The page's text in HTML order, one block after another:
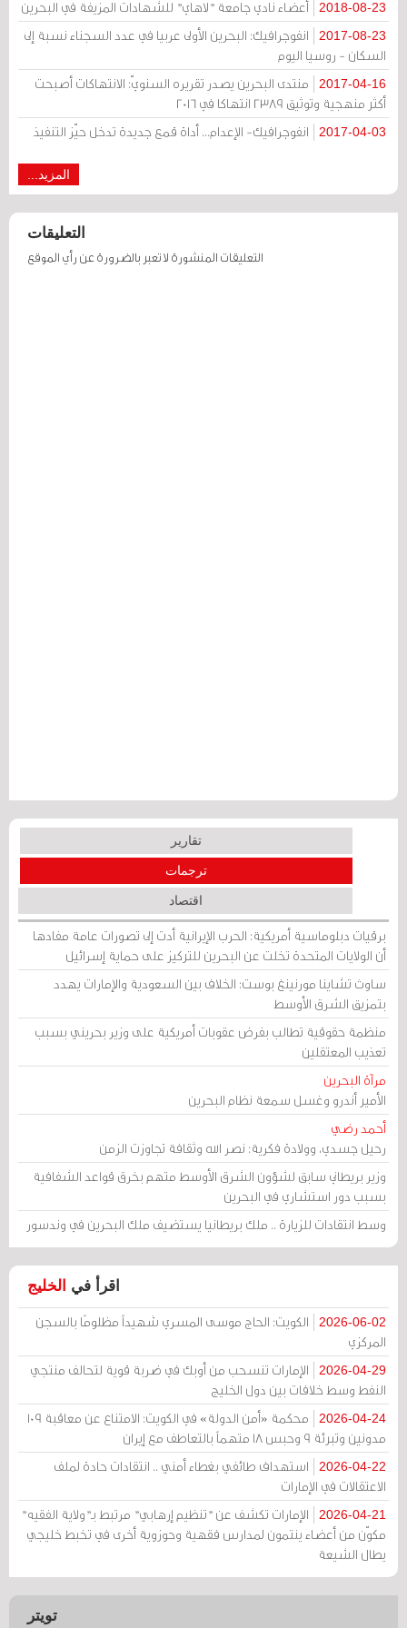
2018-08-23 أعضاء نادي جامعة "لاهاي" للشهادات المزيفة في البحرين
2017-08-23
انفوجرافيك: البحرين الأولى عربيا في عدد السجناء نسبة إلى
السكان - روسيا اليوم
2017-04-16
منتدى البحرين يصدر تقريره السنويّ: الانتهاكات أصبحت
أكثر منهجية وتوثيق 2389 انتهاكا في 2016
2017-04-03 انفوجرافيك- الإعدام... أداة قمع جديدة تدخل حيّز التنفيذ
المزيد...
التعليقات
التعليقات المنشورة لا تعبر بالضرورة عن رأي الموقع
تقارير
ترجمات
اقتصاد
برقيات دبلوماسية أمريكية: الحرب الإيرانية أدت إلى تصورات عامة مفادها
أن الولايات المتحدة تخلت عن البحرين للتركيز على حماية إسرائيل
ساوث تشاينا مورنينغ بوست: الخلاف بين السعودية والإمارات يهدد
بتمزيق الشرق الأوسط
منظمة حقوقية تطالب بفرض عقوبات أمريكية على وزير بحريني بسبب
تعذيب المعتقلين
مرآة البحرين
الأمير أندرو وغسل سمعة نظام البحرين
أحمد رضي
رحيل جسدي، وولادة فكرية: نصر الله وثقافة تجاوزت الزمن
وزير بريطاني سابق لشؤون الشرق الأوسط متهم بخرق قواعد الشفافية
بسبب دور استشاري في البحرين
وسط انتقادات للزيارة .. ملك بريطانيا يستضيف ملك البحرين في وندسور
اقرأ في الخليج
2026-06-02
الكويت: الحاج موسى المسري شهيداً مظلومًا بالسجن
المركزي
2026-04-29
الإمارات تنسحب من أوبك في ضربة قوية لتحالف منتجي
النفط وسط خلافات بين دول الخليج
2026-04-24
محكمة «أمن الدولة» في الكويت: الامتناع عن معاقبة 109
مدونين وتبرئة 9 وحبس 18 متهماً بالتعاطف مع إيران
2026-04-22
استهداف طائفي بغطاء أمني .. انتقادات حادة لملف
الاعتقالات في الإمارات
2026-04-21
الإمارات تكشف عن "تنظيم إرهابي" مرتبط بـ"ولاية الفقيه"
مكوّن من أعضاء ينتمون لمدارس فقهية وحوزوية أخرى في تخبط خليجي
يطال الشيعة
تويتر